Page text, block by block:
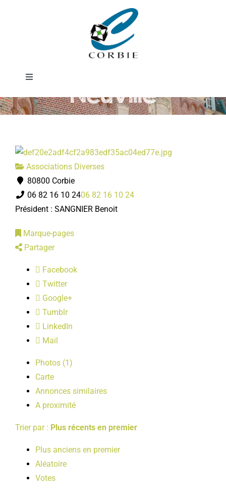
Toggle
Mairie
SERVICES MUNICIPAUX
PRATIQUE
LOISIRS
PUBLICATIONS
Société de
chasse de La
Neuville
Associations Diverses
80800 Corbie
06 82 16 10 2406 82 16 10 24
Président : SANGNIER Benoit
Marque-pages
Partager
Facebook
Twitter
Google+
Tumblr
LinkedIn
Mail
Photos (1)
Carte
Annonces similaires
A proximité
Trier par : Plus récents en premier
Plus anciens en premier
Aléatoire
Votes